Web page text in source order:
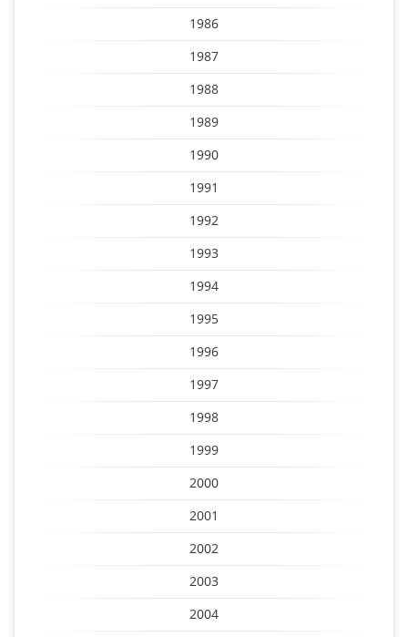
1986
1987
1988
1989
1990
1991
1992
1993
1994
1995
1996
1997
1998
1999
2000
2001
2002
2003
2004